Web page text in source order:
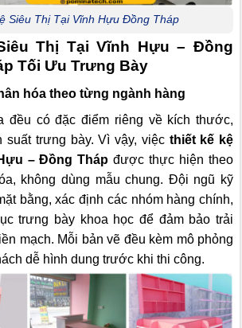
Siêu Thị Tại Vĩnh Hựu Đồng Tháp
Thị Tại Vĩnh Hựu – Đồng
Tối Ưu Trưng Bày
hóa theo từng ngành hàng
đều có đặc điểm riêng về kích thước,
suất trưng bày. Vì vậy, việc thiết kế kệ
– Đồng Tháp được thực hiện theo
không dùng mẫu chung. Đội ngũ kỹ
bằng, xác định các nhóm hàng chính,
trưng bày khoa học để đảm bảo trải
mạch. Mỗi bản vẽ đều kèm mô phỏng
dễ hình dung trước khi thi công.